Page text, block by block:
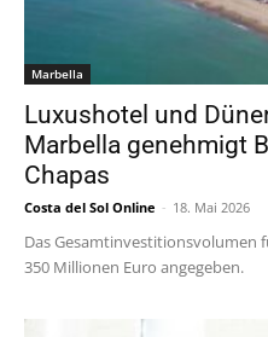
Marbella
Luxushotel und
Marbella genehmigt
Chapas
Costa del Sol Online - 18. Mai 2026
Das Gesamtinvestitionsvolumen
350 Millionen Euro angegeben.